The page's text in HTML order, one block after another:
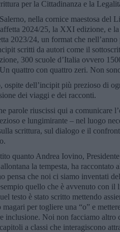
per la Cittadinanza e la
nella cornice maestosa del
2024/25, la XXI edizione, e
2023/24, un format che
scritti da autori come il
300 scuole d’Italia ovvero
quattro con quattro zeri. Non
ospite dell’incipit più prezioso di
dei viaggi e dei racconti.
parole riuscissi qui a comunicare
e lungimirante – nel luogo
scrittura, sul dialogo e il
quanto Andrea Iovino,
la tempesta, ha raccontato
pensa che noi ci siamo inventati
quello che è avvenuto con il
testo è stato scritto mettendo
per togliere una “o” e
inclusione. Noi non facciamo altro
a classi che interagiscono